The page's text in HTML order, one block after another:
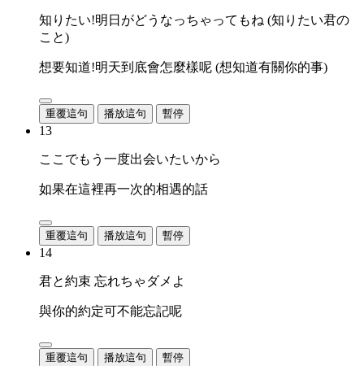
知りたい!明日がどうなっちゃってもね (知りたい君の
こと)
想要知道!明天到底會怎麼樣呢 (想知道有關你的事)
重覆這句 播放這句 暫停
13
ここでもう一度出会いたいから
如果在這裡再一次的相遇的話
重覆這句 播放這句 暫停
14
君と約束 忘れちゃダメよ
與你的約定可不能忘記呢
重覆這句 播放這句 暫停